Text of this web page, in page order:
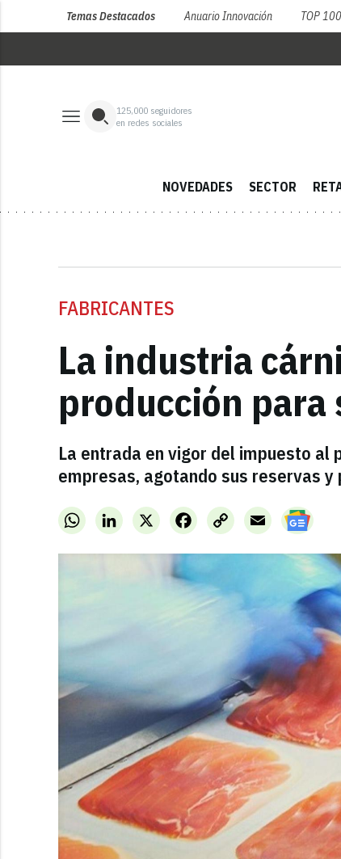
Temas Destacados Anuario Innovación TOP
125,000 seguidores
en redes sociales
NOVEDADES SECTOR
FABRICANTES
La industria
producción
La entrada en vigor del impuesto
empresas, agotando sus reservas
WhatsAppLinkedInX FacebookCopy
Link
Email